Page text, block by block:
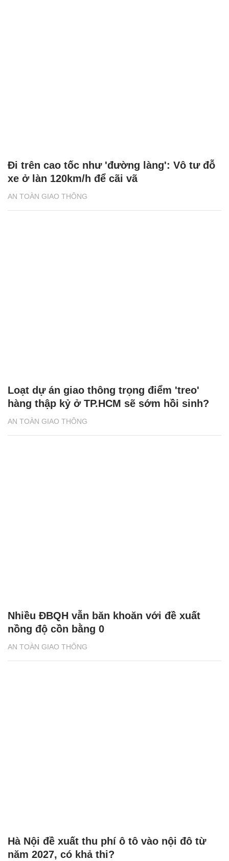
AN TOÀN GIAO THÔNG
Đi trên cao tốc như 'đường làng': Vô tư đỗ
xe ở làn 120km/h để cãi vã
AN TOÀN GIAO THÔNG
Loạt dự án giao thông trọng điểm 'treo'
hàng thập kỷ ở TP.HCM sẽ sớm hồi sinh?
AN TOÀN GIAO THÔNG
Nhiều ĐBQH vẫn băn khoăn với đề xuất
nồng độ cồn bằng 0
Hà Nội đề xuất thu phí ô tô vào nội đô từ
năm 2027, có khả thi?